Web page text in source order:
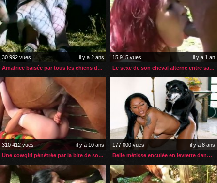
30 992 vues
il y a 2 ans
Amatrice baisée par tous les chiens de son chenil
15 915 vues
il y a 1 an
Le sexe de son cheval alterne entre sa bouche et son cul
310 412 vues
il y a 10 ans
Une cowgirl pénétrée par la bite de son cheval
177 000 vues
il y a 8 ans
Belle métisse enculée en levrette dans son salon